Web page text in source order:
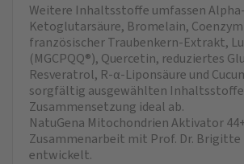
Weitere Inhaltsstoffe umfassen Alpha-
Ketoglutarsäure, Bromelain, Coenzym
französischer Traubenkern-Extrakt,
(MGCPQQ®), Quercetin, reduziertes
Resveratrol, R-α-Liponsäure und
sorgfältig ausgewählten Inhaltsstoffe
Zusammensetzung ideal ab.
NatuGena Mitochondrien Aktivator
Zusammenarbeit mit Prof. Dr. Brigitte
entwickelt.